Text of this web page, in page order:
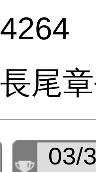
4264
長尾
03/